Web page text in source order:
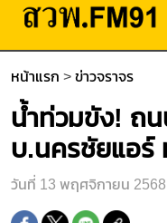
หน้าแรก > ข่าวจราจร
น้ำท่วมขัง! ถ
บ.นครชัยแอร์
วันที่ 13 พฤศจิกายน 2568